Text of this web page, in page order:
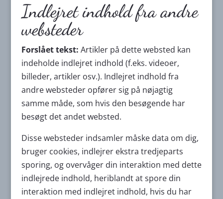
Indlejret indhold fra andre
websteder
Forslået tekst: Artikler på dette websted kan
indeholde indlejret indhold (f.eks. videoer,
billeder, artikler osv.). Indlejret indhold fra
andre websteder opfører sig på nøjagtig
samme måde, som hvis den besøgende har
besøgt det andet websted.
Disse websteder indsamler måske data om dig,
bruger cookies, indlejrer ekstra tredjeparts
sporing, og overvåger din interaktion med dette
indlejrede indhold, heriblandt at spore din
interaktion med indlejret indhold, hvis du har